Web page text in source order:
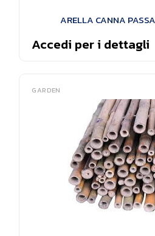
ARELLA CANNA
Accedi per i dettagli
GARDEN